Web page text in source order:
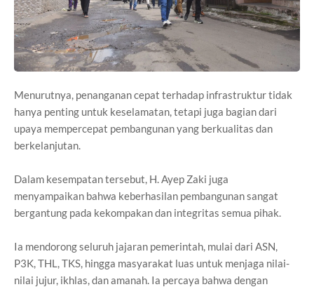
Menurutnya, penanganan cepat terhadap infrastruktur tidak
hanya penting untuk keselamatan, tetapi juga bagian dari
upaya mempercepat pembangunan yang berkualitas dan
berkelanjutan.
Dalam kesempatan tersebut, H. Ayep Zaki juga
menyampaikan bahwa keberhasilan pembangunan sangat
bergantung pada kekompakan dan integritas semua pihak.
Ia mendorong seluruh jajaran pemerintah, mulai dari ASN,
P3K, THL, TKS, hingga masyarakat luas untuk menjaga nilai-
nilai jujur, ikhlas, dan amanah. Ia percaya bahwa dengan